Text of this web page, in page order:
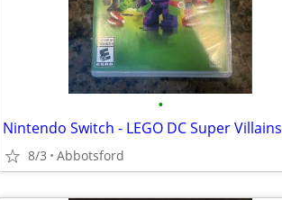
•
Nintendo Switch - LEGO DC Super Villains
8/3 Abbotsford